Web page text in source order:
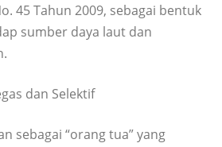
45 Tahun 2009, sebagai bentuk
sumber daya laut dan
dan Selektif
sebagai “orang tua” yang